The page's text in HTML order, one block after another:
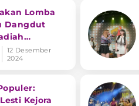
Lomba
Dangdut
Irama
12 Desember
2024
Kejora